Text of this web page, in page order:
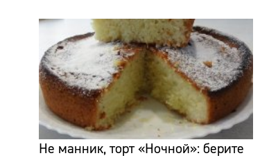
Не манник, торт «Ночной»: берите